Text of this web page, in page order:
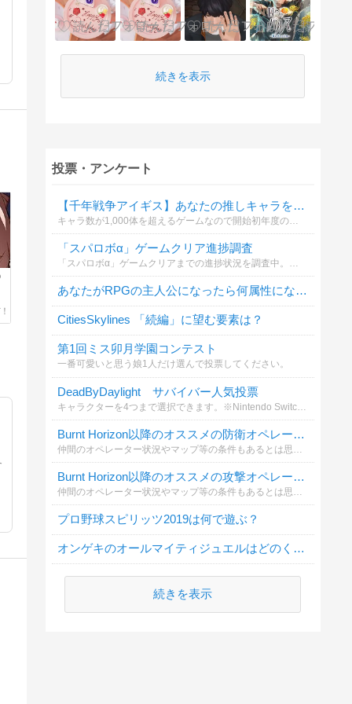
続きを表示
投票・アンケート
【千年戦争アイギス】あなたの推しキャラを教えてください【2013年度編】
「スパロボα」ゲームクリア進捗調査
あなたがRPGの主人公になったら何属性になりたい？
CitiesSkylines 「続編」に望む要素は？
第1回ミス卯月学園コンテスト
一番可愛いと思う娘1人だけ選んで投票してください。
DeadByDaylight サバイバー人気投票
Burnt Horizon以降のオススメの防衛オペレーターを選んでください
Burnt Horizon以降のオススメの攻撃オペレーターを選んでください
仲間のオペレーター状況やマップ等の条件もあるとは思いますが、自身が主にどのオペレーターを選択することが多いか、またこのオペがいるときはこのオペを選んでもらえると嬉しいなどの希望があれば記載願います。
プロ野球スピリッツ2019は何で遊ぶ？
オンゲキのオールマイティジュエルはどのくらい所持していますか？
続きを表示